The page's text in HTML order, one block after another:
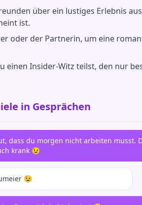
über ein lustiges Erlebnis
ist.
oder der Partnerin, um eine
einen Insider-Witz teilst, den nur
in Gesprächen
dass du morgen nicht arbeiten musst.
krank 😉
😉